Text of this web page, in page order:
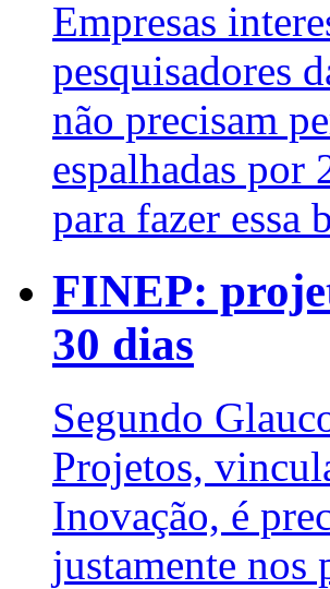
Empresas
pesquisadores
não precisam
espalhadas por
para fazer essa
FINEP:
30 dias
Segundo
Projetos,
Inovação, é
justamente nos